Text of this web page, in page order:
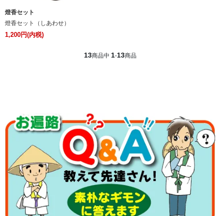
燈香セット
燈香セット（しあわせ）
1,200円(内税)
13商品中 1-13商品